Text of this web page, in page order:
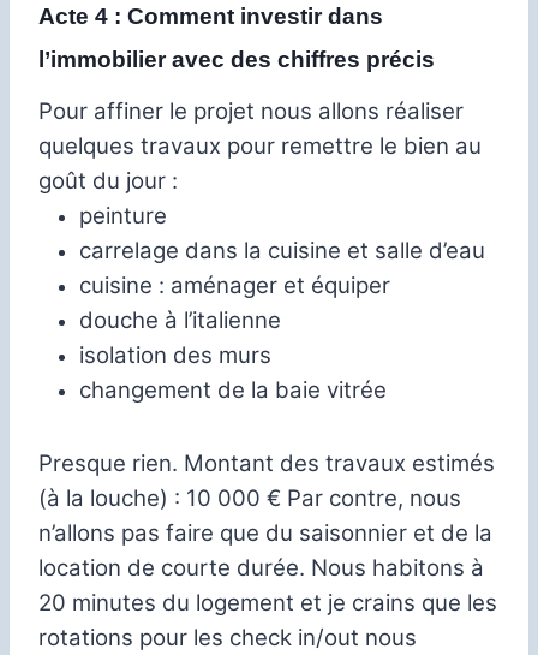
Acte 4 : Comment investir dans
l’immobilier avec des chiffres précis
Pour affiner le projet nous allons réaliser
quelques travaux pour remettre le bien au
goût du jour :
peinture
carrelage dans la cuisine et salle d’eau
cuisine : aménager et équiper
douche à l’italienne
isolation des murs
changement de la baie vitrée
Presque rien. Montant des travaux estimés
(à la louche) : 10 000 € Par contre, nous
n’allons pas faire que du saisonnier et de la
location de courte durée. Nous habitons à
20 minutes du logement et je crains que les
rotations pour les check in/out nous